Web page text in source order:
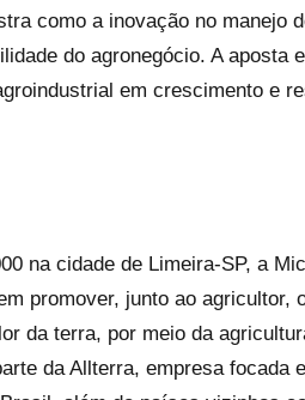
como a inovação no manejo
do agronegócio. A aposta
em crescimento e
na cidade de Limeira-SP, a
promover, junto ao agricultor,
da terra, por meio da
da Allterra, empresa focada